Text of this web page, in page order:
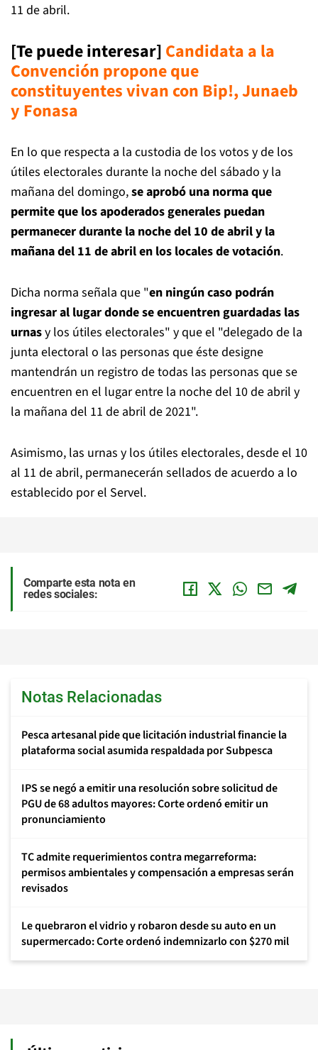
11 de abril.
[Te puede interesar] Candidata a la
Convención propone que
constituyentes vivan con Bip!, Junaeb
y Fonasa
En lo que respecta a la custodia de los votos y de los
útiles electorales durante la noche del sábado y la
mañana del domingo,se aprobó una norma que
permite que los apoderados generales puedan
permanecer durante la noche del 10 de abril y la
mañana del 11 de abril en los locales de votación.
Dicha norma señala que "en ningún caso podrán
ingresar al lugar donde se encuentren guardadas las
urnasy los útiles electorales" y que el "delegado de la
junta electoral o las personas que éste designe
mantendrán un registro de todas las personas que se
encuentren en el lugar entre la noche del 10 de abril y
la mañana del 11 de abril de 2021".
Asimismo, las urnas y los útiles electorales, desde el 10
al 11 de abril, permanecerán sellados de acuerdo a lo
establecido por el Servel.
Comparte esta nota en
redes sociales:
Notas Relacionadas
Pesca artesanal pide que licitación industrial financie la
plataforma social asumida respaldada por Subpesca
IPS se negó a emitir una resolución sobre solicitud de
PGU de 68 adultos mayores: Corte ordenó emitir un
pronunciamiento
TC admite requerimientos contra megarreforma:
permisos ambientales y compensación a empresas serán
revisados
Le quebraron el vidrio y robaron desde su auto en un
supermercado: Corte ordenó indemnizarlo con $270 mil